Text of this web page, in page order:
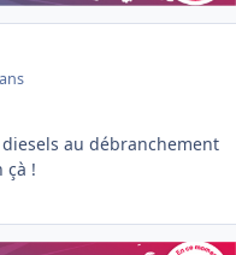
au débranchement
çà !